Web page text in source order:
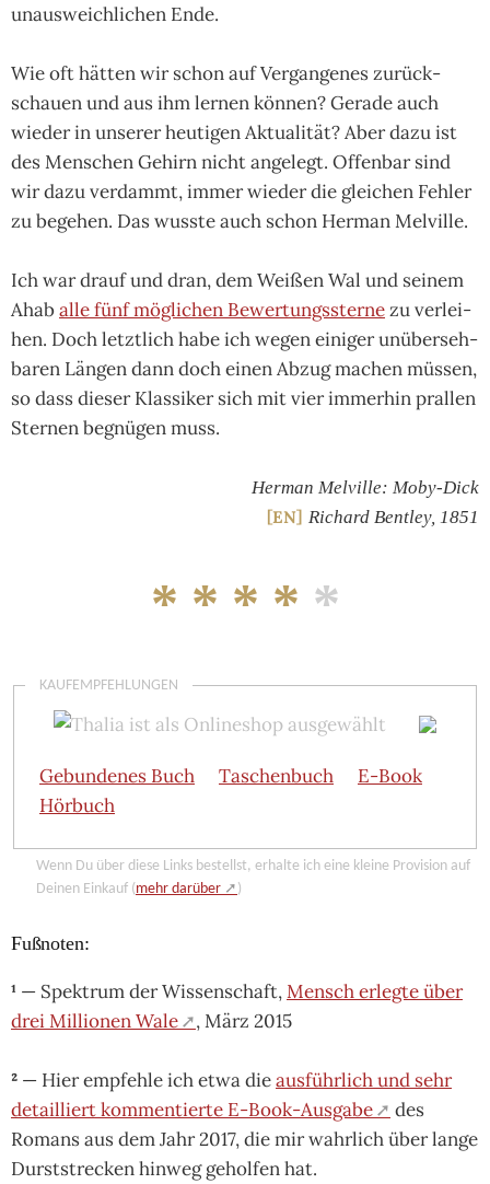
unaus­weich­li­chen Ende.
Wie oft hät­ten wir schon auf Ver­gan­ge­nes zurück­
schauen und aus ihm ler­nen kön­nen? Gerade auch
wie­der in unse­rer heu­ti­gen Aktua­li­tät? Aber dazu ist
des Men­schen Gehirn nicht ange­legt. Offen­bar sind
wir dazu ver­dammt, immer wie­der die glei­chen Feh­ler
zu bege­hen. Das wusste auch schon Her­man Mel­ville.
Ich war drauf und dran, dem Wei­ßen Wal und sei­nem
Ahaballe fünf mög­li­chen Bewer­tungs­sternezu ver­lei­
hen. Doch letzt­lich habe ich wegen eini­ger unüber­seh­
ba­ren Län­gen dann doch einen Abzug machen müs­sen,
so dass die­ser Klas­si­ker sich mit vier immer­hin pral­len
Ster­nen begnü­gen muss.
Herman Melville: Moby-Dick
EN Richard Bentley, 1851
* * * * *
KAUFEMPFEHLUNGEN
Gebundenes Buch Taschenbuch
E-Book
Hörbuch
Wenn Du über diese Links bestellst, erhalte ich eine kleine Provision auf
Deinen Einkauf (mehr darüber )
Fußnoten:
¹ — Spektrum der Wissenschaft,Mensch erlegte über
drei Millionen Wale
, März 2015
² — Hier emp­fehle ich etwa dieaus­führ­lich und sehr
detail­liert kom­men­tierte E-Book-Aus­gabe
des
Romans aus dem Jahr 2017, die mir wahr­lich über lange
Durst­stre­cken hin­weg gehol­fen hat.